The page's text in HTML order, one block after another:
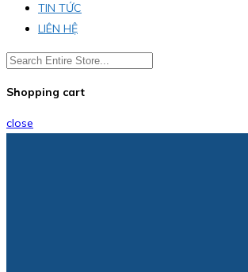
TIN TỨC
LIÊN HỆ
Shopping cart
close